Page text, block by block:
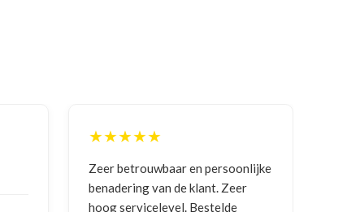
★★★★★
Zeer betrouwbaar en persoonlijke
benadering van de klant. Zeer
hoog servicelevel. Bestelde